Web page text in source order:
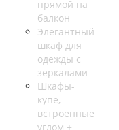
прямой на
балкон
Элегантный
шкаф для
одежды с
зеркалами
Шкафы-
купе,
встроенные
углом +